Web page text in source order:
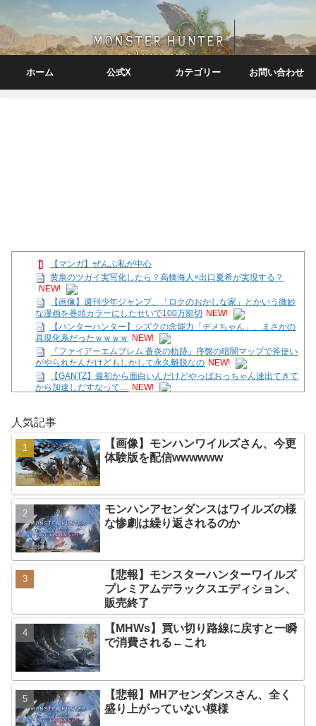
ホーム 公式X カテゴリー お問い合わせ
【マンガ】ぜんぶ私が中心
黄泉のツガイ実写化したら？高橋海人×出口夏希が実現する？
NEW!
【画像】週刊少年ジャンプ、「ロクのおかしな家」とかいう微妙
な漫画を巻頭カラーにしたせいで100万部切 NEW!
【ハンターハンター】シズクの念能力「デメちゃん」、まさかの
具現化系だったｗｗｗｗ
NEW!
『ファイアーエムブレム 蒼炎の軌跡』序盤の暗闇マップで斧使い
がやられたんだけどもしかして永久離脱なの NEW!
【GANTZ】最初から面白いんだけどやっぱおっちゃん達出てきて
から加速しだすなって… NEW!
【画像】モンハンワイルズさん、今更体験版を配信
wwwwww NEW!
【国際】中国製ルーター20機種で情報盗むためのバックドア見つ
かる 米セキュリティー会社発表 NEW!
【画像】週刊少年ジャンプ、「ロクのおかしな家」とかいう微妙
な漫画を巻頭カラーにしたせいで100万部切
任天堂「今期中にSwitch2ソフトを6000万本売る（現在946万本
達成）」
NEW!
Powered by livedoor 相互RSS
人気記事
【画像】モンハンワイルズさん、今更
体験版を配信wwwwww
モンハンアセンダンスはワイルズの様
な惨劇は繰り返されるのか
【悲報】モンスターハンターワイルズ
プレミアムデラックスエディション、
販売終了
【MHWs】買い切り路線に戻すと一瞬
で消費される←これ
【悲報】MHアセンダンスさん、全く
盛り上がっていない模様